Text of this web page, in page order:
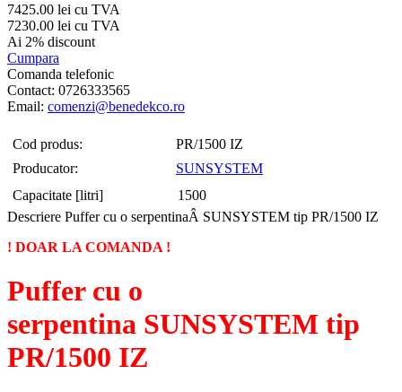
7425.00 lei cu TVA
7230.00 lei cu TVA
Ai 2% discount
Cumpara
Comanda telefonic
Contact: 0726333565
Email: comenzi@benedekco.ro
Cod produs:
PR/1500 IZ
Producator:
SUNSYSTEM
Capacitate [litri]
1500
Descriere Puffer cu o serpentinaÂ SUNSYSTEM tip PR/1500 IZ
! DOAR LA COMANDA !
Puffer cu o
serpentina SUNSYSTEM tip
PR/1500 IZ